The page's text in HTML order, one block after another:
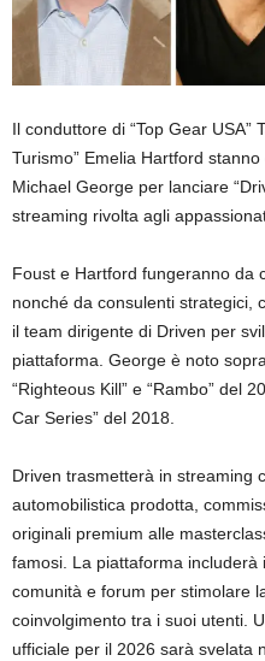
Il conduttore di “Top Gear USA”
Turismo” Emelia Hartford
Michael George per lanciare
streaming rivolta agli
Foust e Hartford fungeranno da
nonché da consulenti strategici,
il team dirigente di Driven per
piattaforma. George è noto
“Righteous Kill” e “Rambo” del
Car Series” del 2018.
Driven trasmetterà in streaming
automobilistica prodotta,
originali premium alle
famosi. La piattaforma
comunità e forum per stimolare
coinvolgimento tra i suoi utenti.
ufficiale per il 2026 sarà svelata